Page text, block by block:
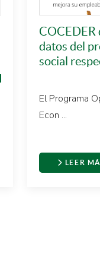
COCEDER
datos del
social
El Programa
Econ ...
LEER